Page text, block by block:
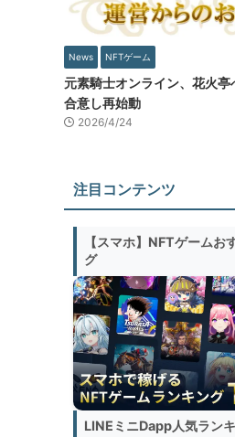
News NFTゲーム
元素騎士オンライン、花火
合意し再始動
2026/4/24
注目コンテンツ
【スマホ】NFTゲームお
グ
LINEミニDapp人気ラン